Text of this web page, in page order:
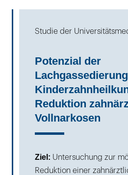
Studie der
Potenzial der
Reduktion
Vollnarkosen
Ziel: Untersuchung zur
Reduktion einer